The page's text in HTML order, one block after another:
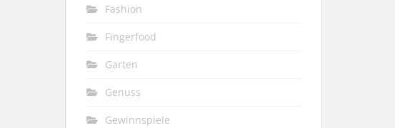
Fashion
Fingerfood
Garten
Genuss
Gewinnspiele